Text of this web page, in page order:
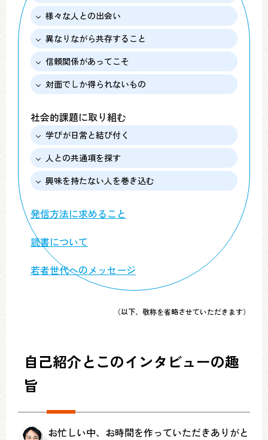
様々な人との出会い
異なりながら共存すること
信頼関係があってこそ
対面でしか得られないもの
社会的課題に取り組む
学びが日常と結び付く
人との共通項を探す
興味を持たない人を巻き込む
発信方法に求めること
読書について
若者世代へのメッセージ
（以下、敬称を省略させていただきます）
自己紹介とこのインタビューの趣
旨
お忙しい中、お時間を作っていただきありがと